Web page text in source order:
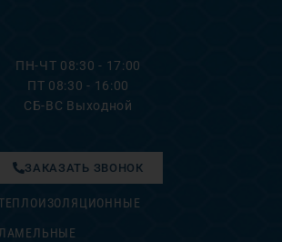
ПН-ЧТ 08:30 - 17:00
ПТ 08:30 - 16:00
СБ-ВС Выходной
ЗАКАЗАТЬ ЗВОНОК